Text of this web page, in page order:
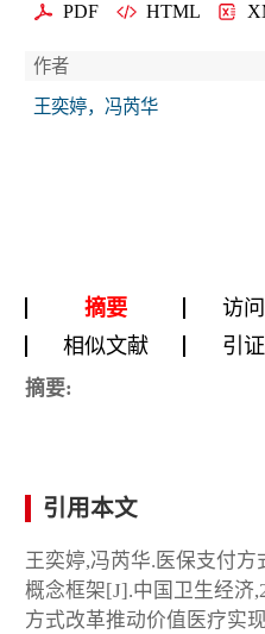
PDF HTML
作者
王奕婷，冯芮华
摘要 访
相似文献
引
摘要:
引用本文
王奕婷,冯芮华.医保支付
概念框架[J].中国卫生经济
方式改革推动价值医疗实